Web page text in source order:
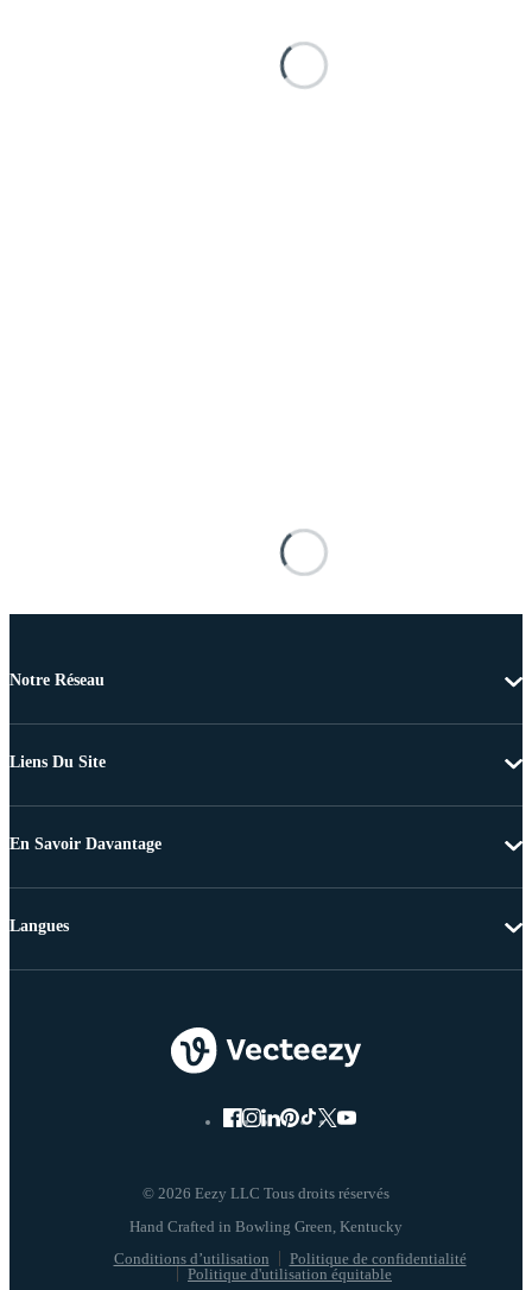
Notre Réseau
Liens Du Site
En Savoir Davantage
© 2026 Eezy LLC Tous droits réservés
Conditions d’utilisation
Politique de confidentialité
Politique d'utilisation équitable
Langues